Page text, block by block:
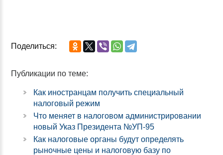
Поделиться:
Публикации по теме:
Как иностранцам получить специальный
налоговый режим
Что меняет в налоговом администрировании
новый Указ Президента №УП-95
Как налоговые органы будут определять
рыночные цены и налоговую базу по